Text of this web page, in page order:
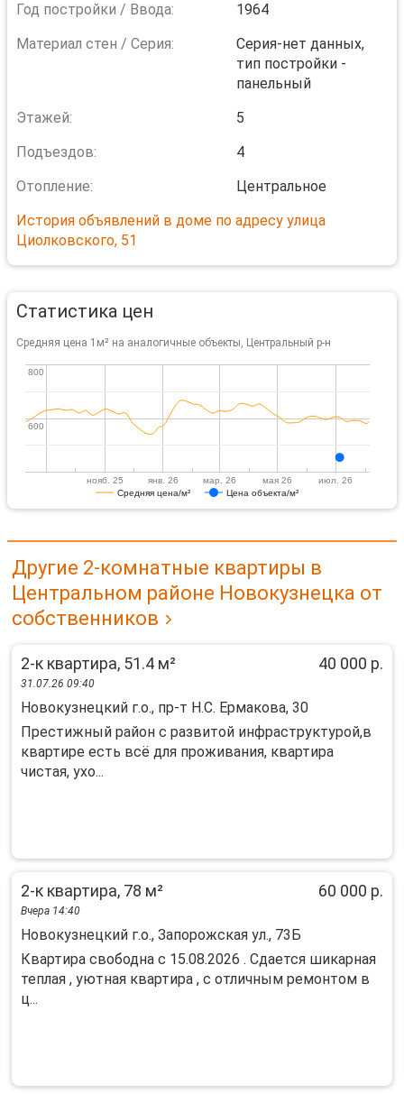
Год постройки / Ввода:
1964
Материал стен / Серия:
Серия-нет данных,
тип постройки -
панельный
Этажей:
5
Подъездов:
4
Отопление:
Центральное
История объявлений в доме по адресу улица
Циолковского, 51
Статистика цен
Средняя цена 1м² на аналогичные объекты, Центральный р-н
Средняя цена/м² Цена объекта/м²
нояб. 25 янв. 26 мар. 26 мая 26 июл. 26
600
600
800
800
Другие 2-комнатные квартиры в
Центральном районе Новокузнецка от
собственников
2-к квартира, 51.4 м² 40 000 р.
31.07.26 09:40
Новокузнецкий г.о., пр-т Н.С. Ермакова, 30
Престижный район с развитой инфраструктурой,в
квартире есть всё для проживания, квартира
чистая, ухо...
2-к квартира, 78 м² 60 000 р.
Вчера 14:40
Новокузнецкий г.о., Запорожская ул., 73Б
Квартира свободна с 15.08.2026 . Сдается шикарная
теплая , уютная квартира , с отличным ремонтом в
ц...